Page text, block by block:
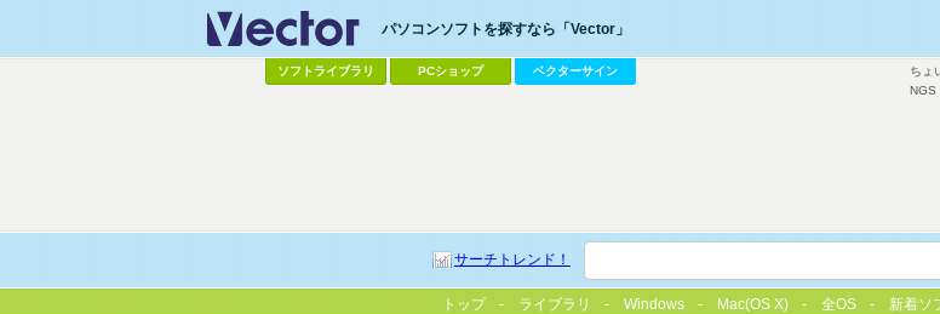
ちょ
NGS
パソコンソフトを探すなら「Vector」
ソフトライブラリ PCショップ ベクターサイン
サーチトレンド！
トップ ライブラリ Windows Mac(OS X) 全OS 新着ソ